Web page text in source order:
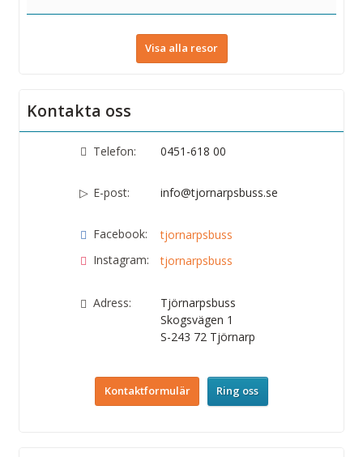
Visa alla resor
Kontakta oss
Telefon: 0451-618 00
E-post: info@tjornarpsbuss.se
Facebook:
tjornarpsbuss
Instagram:
tjornarpsbuss
Adress:
Tjörnarpsbuss
Skogsvägen 1
S-243 72 Tjörnarp
Kontaktformulär Ring oss